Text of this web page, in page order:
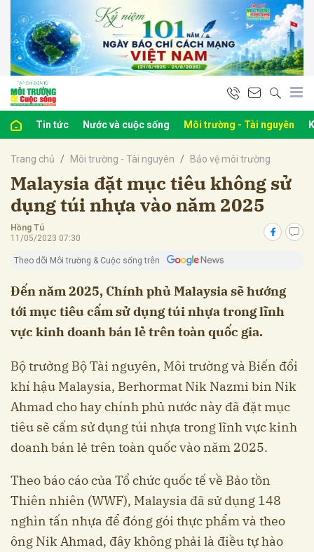
Tin tức Nước và cuộc sống Môi trường - Tài nguyên
Trang chủ Môi trường - Tài nguyên Bảo vệ môi trường
Malaysia đặt mục tiêu không sử
dụng túi nhựa vào năm 2025
Hồng Tú
11/05/2023 07:30
Theo dõi Môi trường & Cuộc sống trên
Đến năm 2025, Chính phủ Malaysia sẽ hướng
tới mục tiêu cấm sử dụng túi nhựa trong lĩnh
vực kinh doanh bán lẻ trên toàn quốc gia.
Bộ trưởng Bộ Tài nguyên, Môi trường và Biến đổi
khí hậu Malaysia, Berhormat Nik Nazmi bin Nik
Ahmad cho hay chính phủ nước này đã đặt mục
tiêu sẽ cấm sử dụng túi nhựa trong lĩnh vực kinh
doanh bán lẻ trên toàn quốc vào năm 2025.
Theo báo cáo của Tổ chức quốc tế về Bảo tồn
Thiên nhiên (WWF), Malaysia đã sử dụng 148
nghìn tấn nhựa để đóng gói thực phẩm và theo
ông Nik Ahmad, đây không phải là điều tự hào
luận